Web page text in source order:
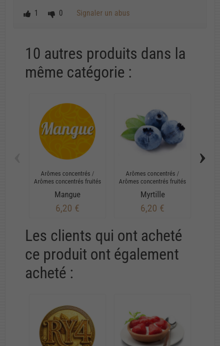
1
0 Signaler un abus
10 autres produits dans la
même catégorie :
Arômes concentrés /
Arômes concentrés fruités
Mangue
6,20 €
Arômes concentrés /
Arômes concentrés fruités
Myrtille
6,20 €
›
Les clients qui ont acheté
ce produit ont également
acheté :